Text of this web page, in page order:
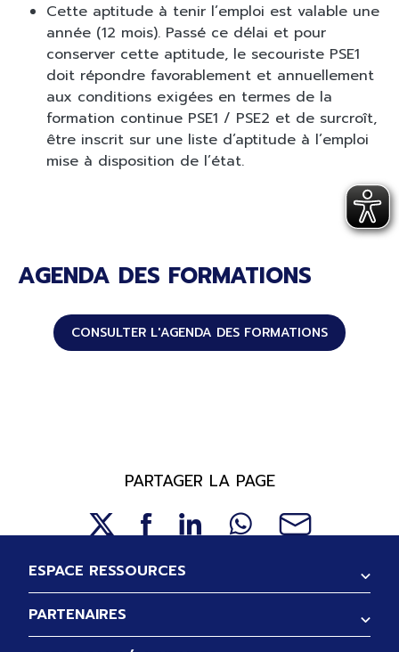
Cette aptitude à tenir l’emploi est valable une
année (12 mois). Passé ce délai et pour
conserver cette aptitude, le secouriste PSE1
doit répondre favorablement et annuellement
aux conditions exigées en termes de la
formation continue PSE1 / PSE2 et de surcroît,
être inscrit sur une liste d’aptitude à l’emploi
mise à disposition de l’état.
AGENDA DES FORMATIONS
CONSULTER L'AGENDA DES FORMATIONS
PARTAGER LA PAGE
Pied de page
ESPACE RESSOURCES
PARTENAIRES